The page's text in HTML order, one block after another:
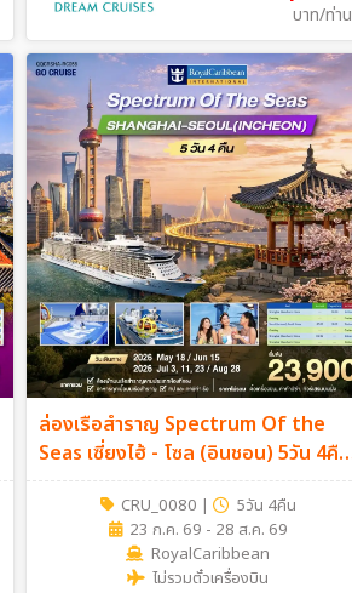
บาท/ท่าน
ล่องเรือสำราญ Spectrum Of the
Seas เซี่ยงไฮ้ - โซล (อินชอน) 5วัน 4คืน
(Cruise Only)
CRU_0080 |
5วัน 4คืน
23 ก.ค. 69 - 28 ส.ค. 69
RoyalCaribbean
ไม่รวมตั๋วเครื่องบิน